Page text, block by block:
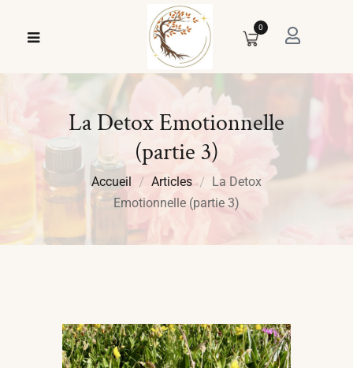
0
La Detox Emotionnelle
(partie 3)
Accueil Articles
La Detox
Emotionnelle (partie 3)